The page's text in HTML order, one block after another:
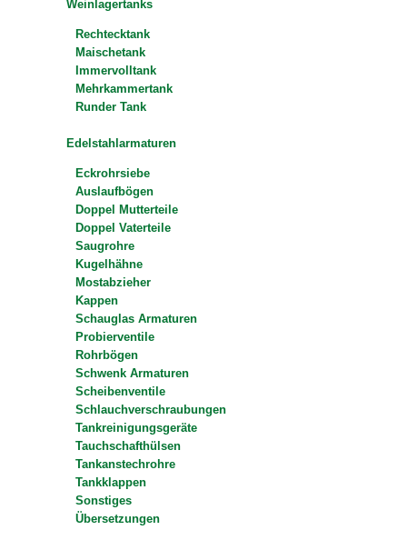
Weinlagertanks
Rechtecktank
Maischetank
Immervolltank
Mehrkammertank
Runder Tank
Edelstahlarmaturen
Eckrohrsiebe
Auslaufbögen
Doppel Mutterteile
Doppel Vaterteile
Saugrohre
Kugelhähne
Mostabzieher
Kappen
Schauglas Armaturen
Probierventile
Rohrbögen
Schwenk Armaturen
Scheibenventile
Schlauchverschraubungen
Tankreinigungsgeräte
Tauchschafthülsen
Tankanstechrohre
Tankklappen
Sonstiges
Übersetzungen